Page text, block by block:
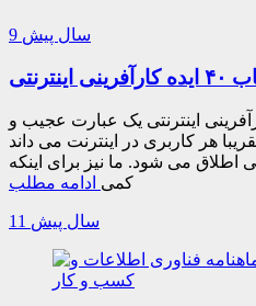
9 سال پیش
اینترنتی یک عبارت عجیب و
هر کاربری در اینترنت می داند
می شود. ما نیز برای اینکه
کمی ادامه مطلب
11 سال پیش